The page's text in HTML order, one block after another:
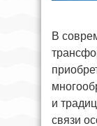
В
и
связи